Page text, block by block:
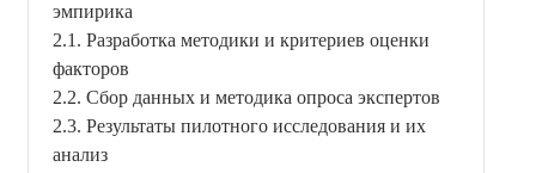
эмпирика
2.1. Разработка методики и критериев оценки
факторов
2.2. Сбор данных и методика опроса экспертов
2.3. Результаты пилотного исследования и их
анализ